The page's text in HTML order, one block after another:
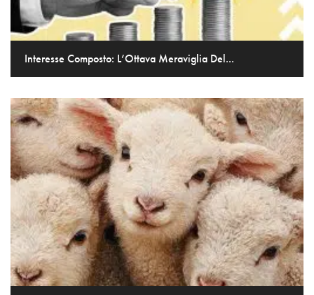
Interesse Composto: L’Ottava Meraviglia Del...